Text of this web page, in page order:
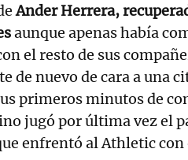
Ander Herrera,
aunque apenas había
el resto de sus
de nuevo de cara a una
primeros minutos de
jugó por última vez el
enfrentó al Athletic con